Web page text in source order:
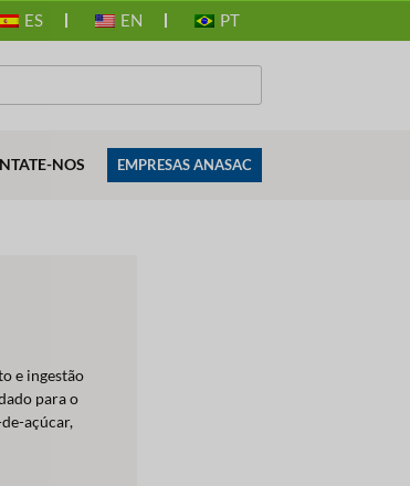
ES EN PT
NOS EMPRESAS ANASAC
e ingestão
para o
açúcar,